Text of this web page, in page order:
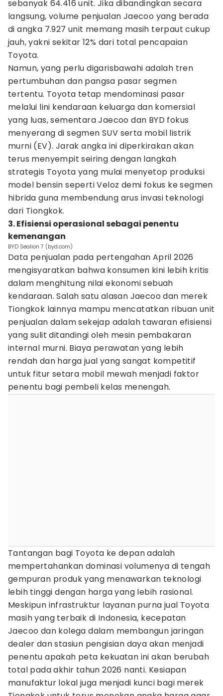
sebanyak 64.416 unit. Jika dibandingkan secara
langsung, volume penjualan Jaecoo yang berada
di angka 7.927 unit memang masih terpaut cukup
jauh, yakni sekitar 12% dari total pencapaian
Toyota.
Namun, yang perlu digarisbawahi adalah tren
pertumbuhan dan pangsa pasar segmen
tertentu. Toyota tetap mendominasi pasar
melalui lini kendaraan keluarga dan komersial
yang luas, sementara Jaecoo dan BYD fokus
menyerang di segmen SUV serta mobil listrik
murni (EV). Jarak angka ini diperkirakan akan
terus menyempit seiring dengan langkah
strategis Toyota yang mulai menyetop produksi
model bensin seperti Veloz demi fokus ke segmen
hibrida guna membendung arus invasi teknologi
dari Tiongkok.
3. Efisiensi operasional sebagai penentu
kemenangan
BYD Sealion 7 (byd.com)
Data penjualan pada pertengahan April 2026
mengisyaratkan bahwa konsumen kini lebih kritis
dalam menghitung nilai ekonomi sebuah
kendaraan. Salah satu alasan Jaecoo dan merek
Tiongkok lainnya mampu mencatatkan ribuan unit
penjualan dalam sekejap adalah tawaran efisiensi
yang sulit ditandingi oleh mesin pembakaran
internal murni. Biaya perawatan yang lebih
rendah dan harga jual yang sangat kompetitif
untuk fitur setara mobil mewah menjadi faktor
penentu bagi pembeli kelas menengah.
Tantangan bagi Toyota ke depan adalah
mempertahankan dominasi volumenya di tengah
gempuran produk yang menawarkan teknologi
lebih tinggi dengan harga yang lebih rasional.
Meskipun infrastruktur layanan purna jual Toyota
masih yang terbaik di Indonesia, kecepatan
Jaecoo dan kolega dalam membangun jaringan
dealer dan stasiun pengisian daya akan menjadi
penentu apakah peta kekuatan ini akan berubah
total pada akhir tahun 2026 nanti. Kesiapan
manufaktur lokal juga menjadi kunci bagi merek